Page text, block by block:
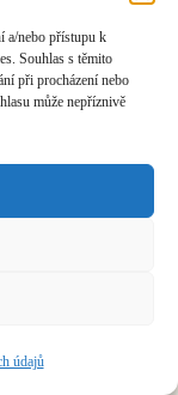
a/nebo přístupu k
Souhlas s těmito
při procházení nebo
může nepříznivě
údajů
Dokument